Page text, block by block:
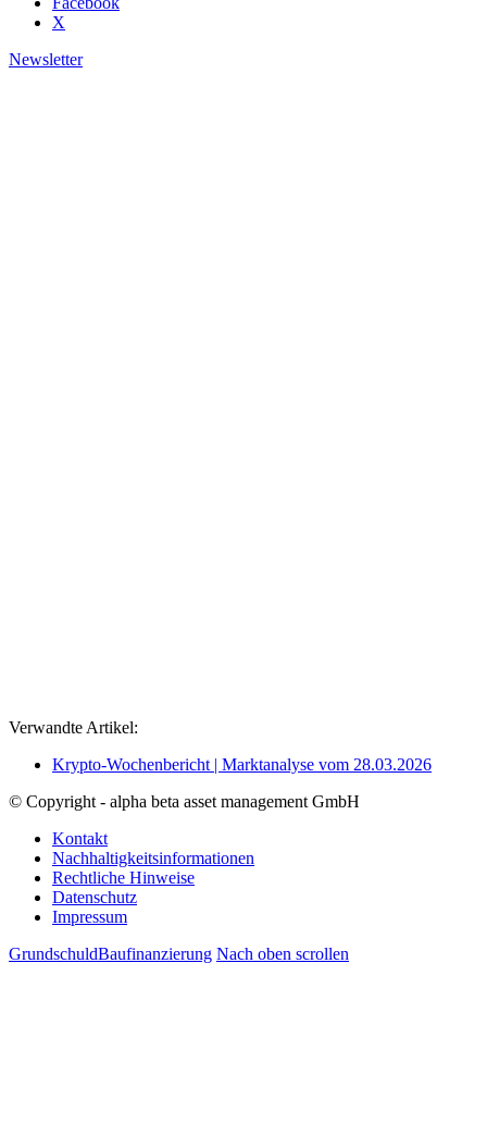
X
Newsletter
Verwandte Artikel:
Krypto-Wochenbericht | Marktanalyse vom 28.03.2026
© Copyright - alpha beta asset management GmbH
Kontakt
Nachhaltigkeitsinformationen
Rechtliche Hinweise
Datenschutz
Impressum
GrundschuldBaufinanzierung Nach oben scrollen